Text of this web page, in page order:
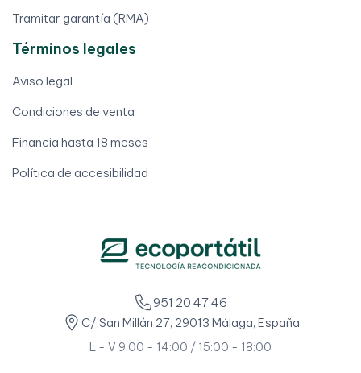
Tramitar garantía (RMA)
Términos legales
Aviso legal
Condiciones de venta
Financia hasta 18 meses
Política de accesibilidad
951 20 47 46
C/ San Millán 27, 29013 Málaga, España
L - V 9:00 - 14:00 / 15:00 - 18:00